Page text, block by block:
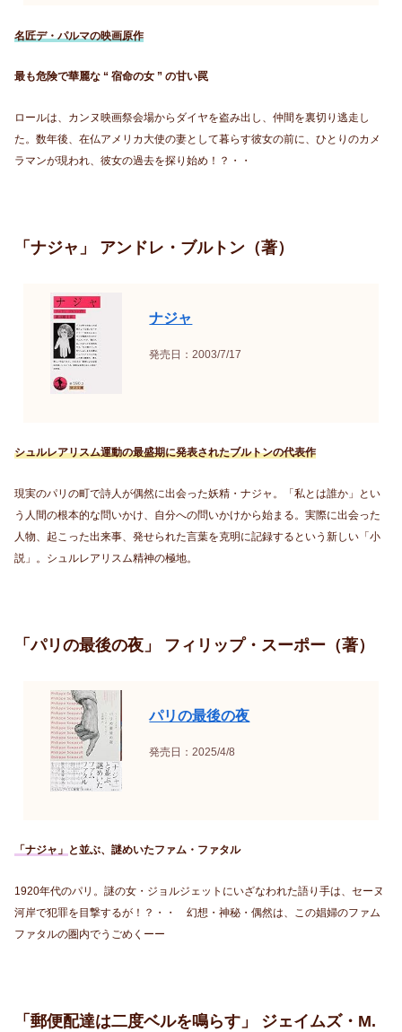
名匠デ・パルマの映画原作
最も危険で華麗な “ 宿命の女 ” の甘い罠
ロールは、カンヌ映画祭会場からダイヤを盗み出し、仲間を裏切り逃走し
た。数年後、在仏アメリカ大使の妻として暮らす彼女の前に、ひとりのカメ
ラマンが現われ、彼女の過去を探り始め！？・・
「ナジャ」 アンドレ・ブルトン（著）
ナジャ
発売日：2003/7/17
シュルレアリスム運動の最盛期に発表されたブルトンの代表作
現実のパリの町で詩人が偶然に出会った妖精・ナジャ。「私とは誰か」とい
う人間の根本的な問いかけ、自分への問いかけから始まる。実際に出会った
人物、起こった出来事、発せられた言葉を克明に記録するという新しい「小
説」。シュルレアリスム精神の極地。
「パリの最後の夜」 フィリップ・スーポー（著）
パリの最後の夜
発売日：2025/4/8
「ナジャ」 と並ぶ、謎めいたファム・ファタル
1920年代のパリ。謎の女・ジョルジェットにいざなわれた語り手は、セーヌ
河岸で犯罪を目撃するが！？・・ 幻想・神秘・偶然は、この娼婦のファム
ファタルの圏内でうごめくーー
「郵便配達は二度ベルを鳴らす」 ジェイムズ・M.